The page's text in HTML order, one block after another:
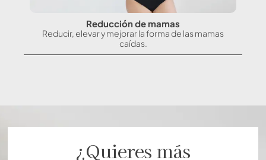
Reducción de mamas
Reducir, elevar y mejorar la forma de las mamas
caídas.
¿Quieres más